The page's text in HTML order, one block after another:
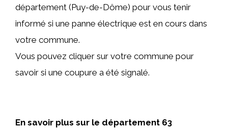
département (Puy-de-Dôme) pour vous tenir
informé si une panne électrique est en cours dans
votre commune.
Vous pouvez cliquer sur votre commune pour
savoir si une coupure a été signalé.
En savoir plus sur le département 63